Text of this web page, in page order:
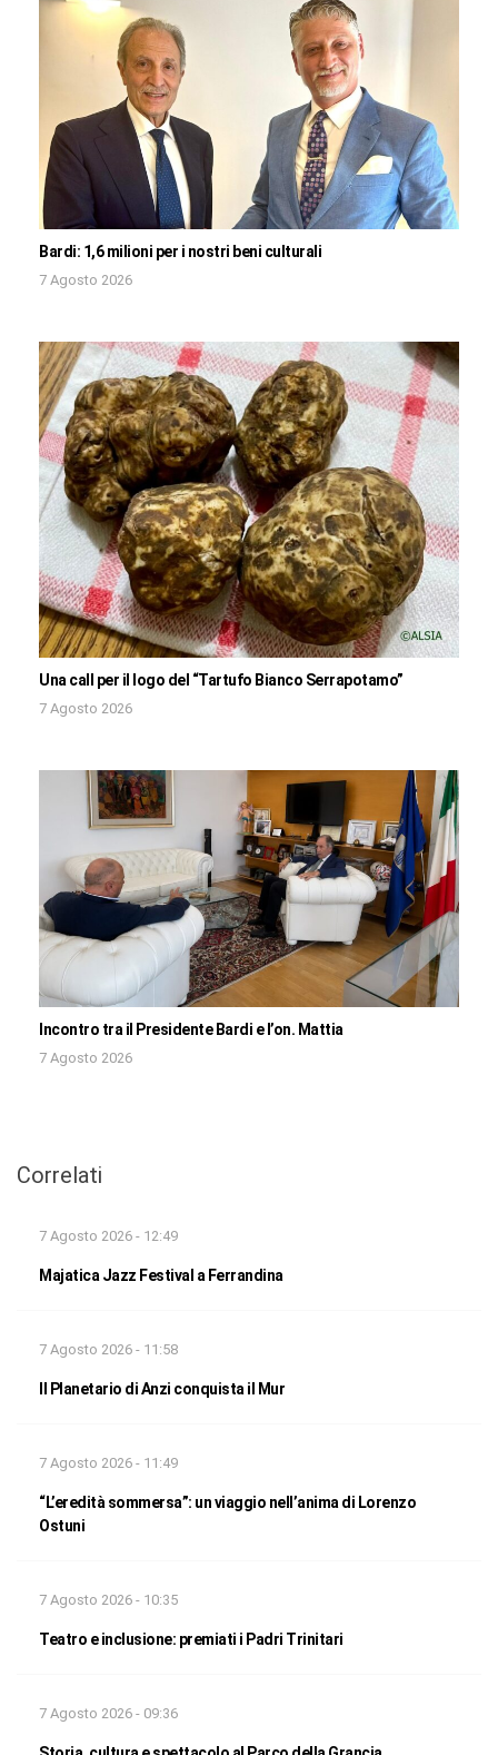
Bardi: 1,6 milioni per i nostri beni culturali
7 Agosto 2026
Una call per il logo del “Tartufo Bianco Serrapotamo”
7 Agosto 2026
Incontro tra il Presidente Bardi e l’on. Mattia
7 Agosto 2026
Correlati
7 Agosto 2026 - 12:49
Majatica Jazz Festival a Ferrandina
7 Agosto 2026 - 11:58
Il Planetario di Anzi conquista il Mur
7 Agosto 2026 - 11:49
“L’eredità sommersa”: un viaggio nell’anima di Lorenzo
Ostuni
7 Agosto 2026 - 10:35
Teatro e inclusione: premiati i Padri Trinitari
7 Agosto 2026 - 09:36